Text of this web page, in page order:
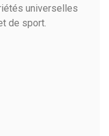
universelles
de sport.